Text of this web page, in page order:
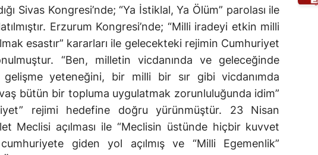
Sivas Kongresi’nde; “Ya İstiklal, Ya Ölüm” parolası ile
Erzurum Kongresi’nde; “Milli iradeyi etkin milli
esastır” kararları ile gelecekteki rejimin Cumhuriyet
“Ben, milletin vicdanında ve geleceğinde
yeteneğini, bir milli bir sır gibi vicdanımda
bütün bir topluma uygulatmak zorunluluğunda idim”
rejimi hedefine doğru yürünmüştür. 23 Nisan
Meclisi açılması ile “Meclisin üstünde hiçbir kuvvet
giden yol açılmış ve “Milli Egemenlik”